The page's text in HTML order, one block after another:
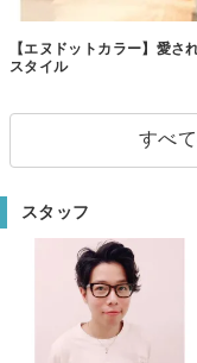
【エヌドットカラー】愛さ
スタイル
すべ
スタッフ